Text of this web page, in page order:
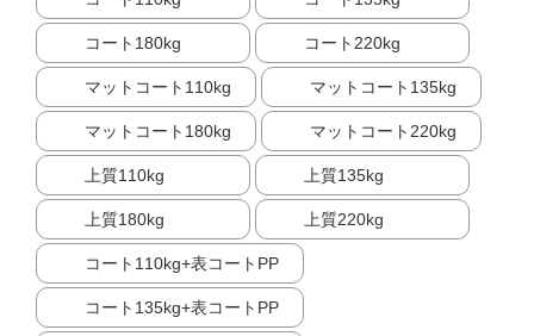
コート180kg コート220kg
マットコート110kg マットコート135kg
マットコート180kg マットコート220kg
上質110kg 上質135kg
上質180kg 上質220kg
コート110kg+表コートPP
コート135kg+表コートPP